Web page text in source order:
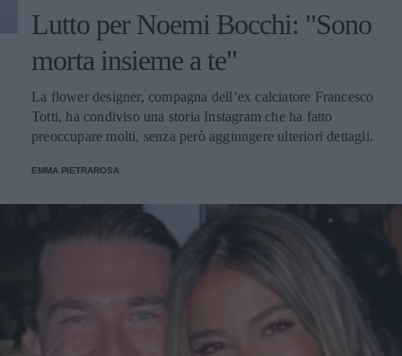
Lutto per Noemi Bocchi: "Sono
morta insieme a te"
La flower designer, compagna dell’ex calciatore Francesco
Totti, ha condiviso una storia Instagram che ha fatto
preoccupare molti, senza però aggiungere ulteriori dettagli.
EMMA PIETRAROSA